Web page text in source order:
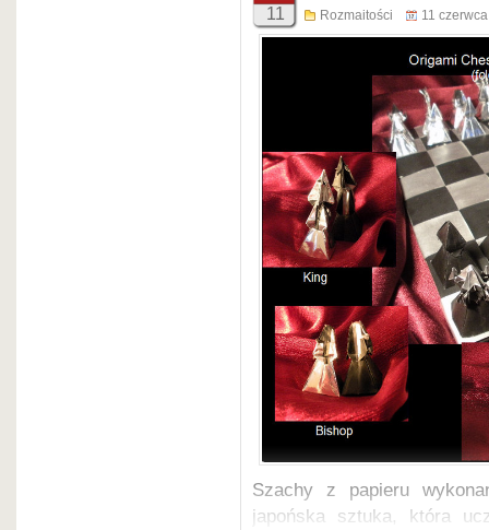
Partia Pogats-Keres,
11 Rozmaitości 11
Szachy z papieru
japońska sztuka, która